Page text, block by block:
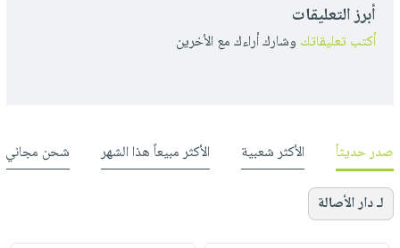
أبرز التعليقات
أكتب تعليقاتك وشارك أراءك مع الأخرين
صدر حديثاً الأكثر شعبية الأكثر مبيعاً هذا الشهر شحن مجاني
لـ دار الأصالة